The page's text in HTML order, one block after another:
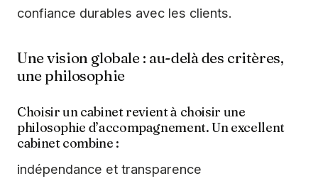
confiance durables avec les clients.
Une vision globale : au-delà des critères,
une philosophie
Choisir un cabinet revient à choisir une
philosophie d’accompagnement. Un excellent
cabinet combine :
indépendance et transparence